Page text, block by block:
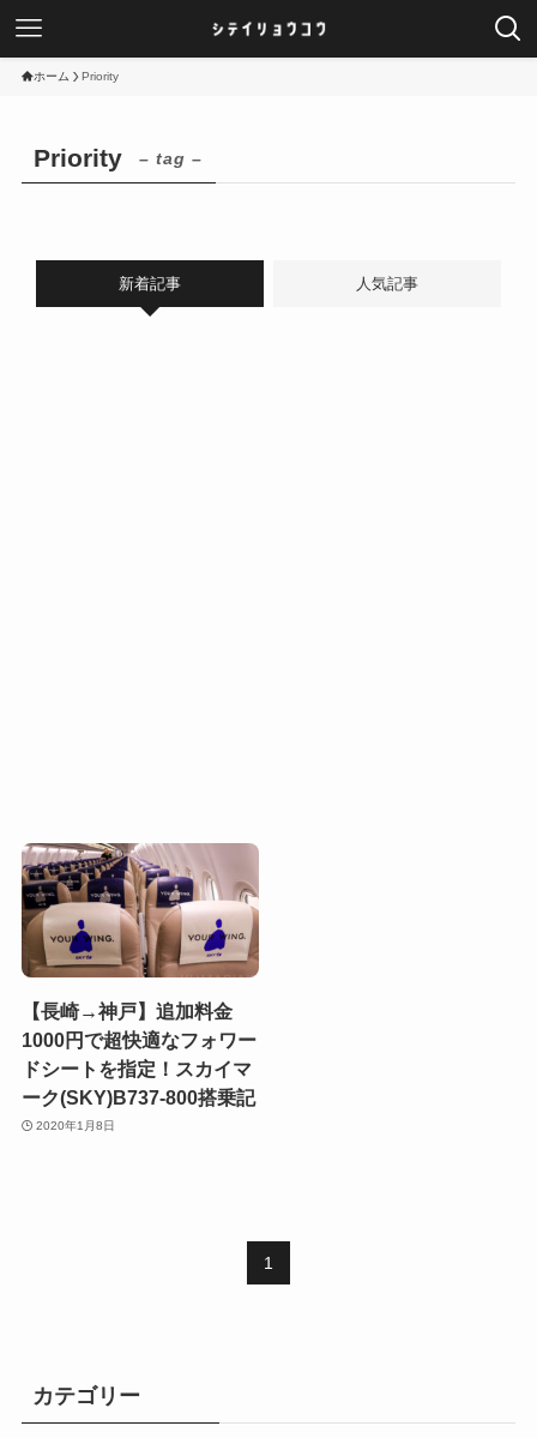
ホーム Priority
Priority – tag –
新着記事 人気記事
【長崎→神戸】追加料金
1000円で超快適なフォワー
ドシートを指定！スカイマ
ーク(SKY)B737-800搭乗記
2020年1月8日
1
カテゴリー